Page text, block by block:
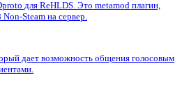
для ReHLDS. Это metamod плагин,
Steam на сервер.
дает возможность общения голосовым